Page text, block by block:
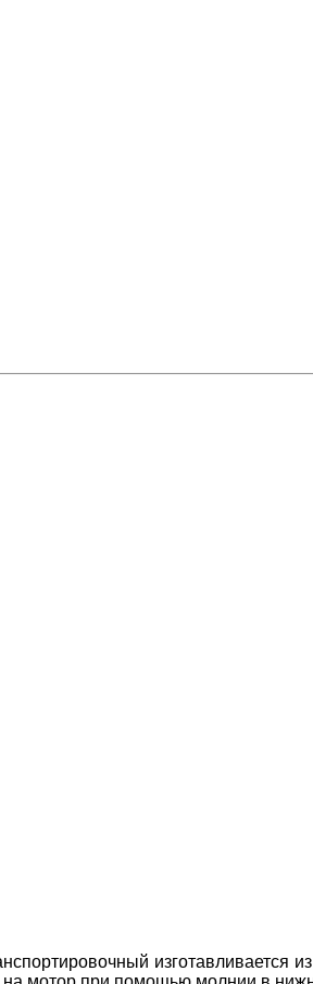
изготавливается